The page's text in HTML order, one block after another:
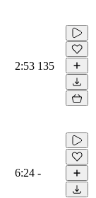
2:53 135
6:24 -